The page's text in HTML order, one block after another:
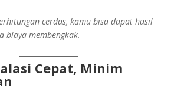
cerdas, kamu bisa dapat hasil
biaya membengkak.
Cepat, Minim